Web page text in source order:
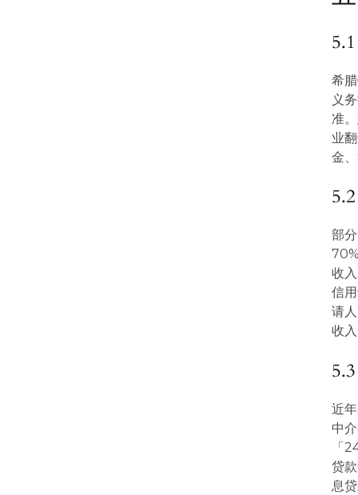
希
义
准
业
金
部
收
信
请
收
近
中
「
贷
息